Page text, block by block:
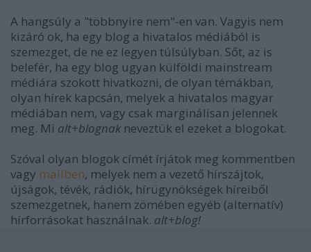
A hangsúly a "többnyire nem"-en van. Vagyis nem
kizáró ok, ha egy blog a hivatalos médiából is
szemezget, de ne ez legyen túlsúlyban. Sőt, az is
belefér, ha egy blog ugyan külföldi mainstream
médiára szokott hivatkozni, de olyan témákban,
olyan hírek kapcsán, melyek a hivatalos magyar
médiában nem, vagy csak marginálisan jelennek
meg. Mi alt+blognak neveztük el ezeket a blogokat.
Szóval olyan blogok címét írjátok meg kommentben
vagy mailben, melyek nem a vezető hírszájtok,
újságok, tévék, rádiók, hírügynökségek híreiből
szemezgetnek, hanem zömében egyéb (alternatív)
hírforrásokat használnak. alt+blog!